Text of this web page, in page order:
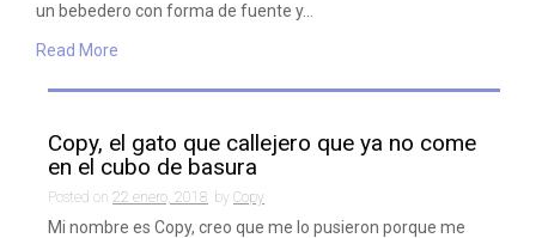
un bebedero con forma de fuente y…
Read More
Copy, el gato que callejero que ya no come
en el cubo de basura
Posted on 22 enero, 2018 by Copy
Mi nombre es Copy, creo que me lo pusieron porque me